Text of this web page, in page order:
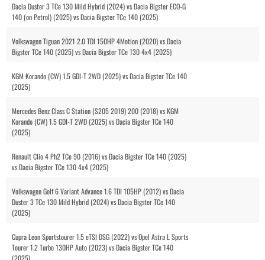
Dacia Duster 3 TCe 130 Mild Hybrid (2024) vs Dacia Bigster ECO-G
140 (on Petrol) (2025) vs Dacia Bigster TCe 140 (2025)
Volkswagen Tiguan 2021 2.0 TDI 150HP 4Motion (2020) vs Dacia
Bigster TCe 140 (2025) vs Dacia Bigster TCe 130 4x4 (2025)
KGM Korando (CW) 1.5 GDI-T 2WD (2025) vs Dacia Bigster TCe 140
(2025)
Mercedes Benz Class C Station (S205 2019) 200 (2018) vs KGM
Korando (CW) 1.5 GDI-T 2WD (2025) vs Dacia Bigster TCe 140
(2025)
Renault Clio 4 Ph2 TCe 90 (2016) vs Dacia Bigster TCe 140 (2025)
vs Dacia Bigster TCe 130 4x4 (2025)
Volkswagen Golf 6 Variant Advance 1.6 TDI 105HP (2012) vs Dacia
Duster 3 TCe 130 Mild Hybrid (2024) vs Dacia Bigster TCe 140
(2025)
Cupra Leon Sportstourer 1.5 eTSI DSG (2022) vs Opel Astra L Sports
Tourer 1.2 Turbo 130HP Auto (2023) vs Dacia Bigster TCe 140
(2025)